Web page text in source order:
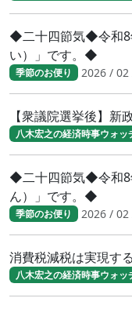
◆二十四節気◆令和8
い）」です。◆
季節のお便り 2026 / 02
【衆議院選挙後】新
八木宏之の経済時事ウォッ
◆二十四節気◆令和8
ん）」です。◆
季節のお便り 2026 / 02
消費税減税は実現す
八木宏之の経済時事ウォッ